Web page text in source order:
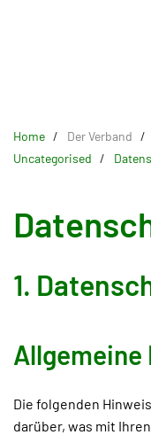
Home Der Verband
Uncategorised
1.
Allgemeine
Die folgenden
darüber, was mit